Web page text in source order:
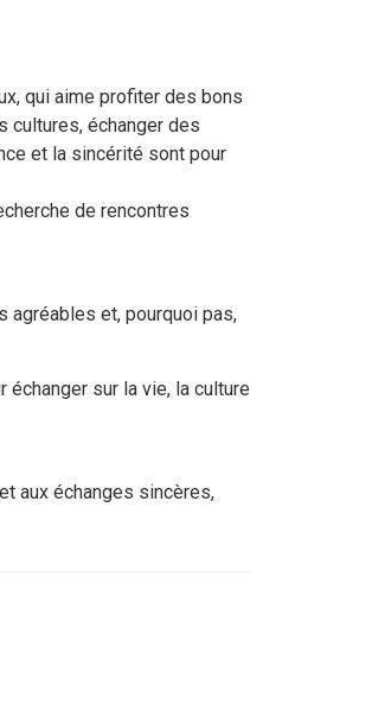
qui aime profiter des bons
cultures, échanger des
et la sincérité sont pour
de rencontres
agréables et, pourquoi pas,
sur la vie, la culture
aux échanges sincères,